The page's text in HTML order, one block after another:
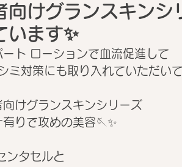
向けグランスキンシ
います✨
ト ローションで血流促進して
ミ対策にも取り入れていただい
けグランスキンシリーズ
りで攻めの美容🪡✨
ンタセルと